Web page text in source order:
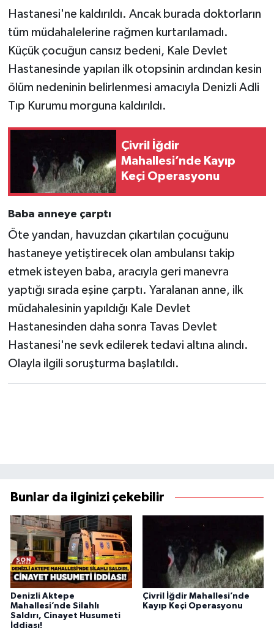
Hastanesi'ne kaldırıldı. Ancak burada doktorların
tüm müdahalelerine rağmen kurtarılamadı.
Küçük çocuğun cansız bedeni, Kale Devlet
Hastanesinde yapılan ilk otopsinin ardından kesin
ölüm nedeninin belirlenmesi amacıyla Denizli Adli
Tıp Kurumu morguna kaldırıldı.
Çivril İğdir
Mahallesi’nde Kayıp
Keçi Operasyonu
Baba anneye çarptı
Öte yandan, havuzdan çıkartılan çocuğunu
hastaneye yetiştirecek olan ambulansı takip
etmek isteyen baba, aracıyla geri manevra
yaptığı sırada eşine çarptı. Yaralanan anne, ilk
müdahalesinin yapıldığı Kale Devlet
Hastanesinden daha sonra Tavas Devlet
Hastanesi'ne sevk edilerek tedavi altına alındı.
Olayla ilgili soruşturma başlatıldı.
Bunlar da ilginizi çekebilir
Denizli Aktepe
Mahallesi’nde Silahlı
Saldırı, Cinayet Husumeti
İddiası!
Çivril İğdir Mahallesi’nde
Kayıp Keçi Operasyonu